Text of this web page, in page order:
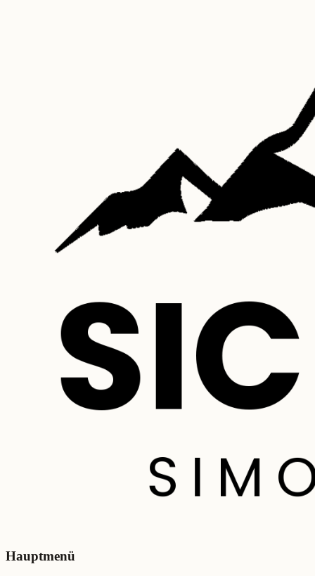
Hauptmenü